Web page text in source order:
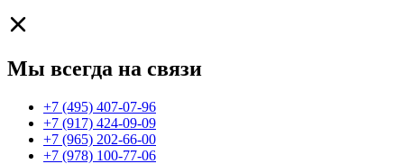
Мы всегда на связи
+7 (495) 407-07-96
+7 (917) 424-09-09
+7 (965) 202-66-00
+7 (978) 100-77-06